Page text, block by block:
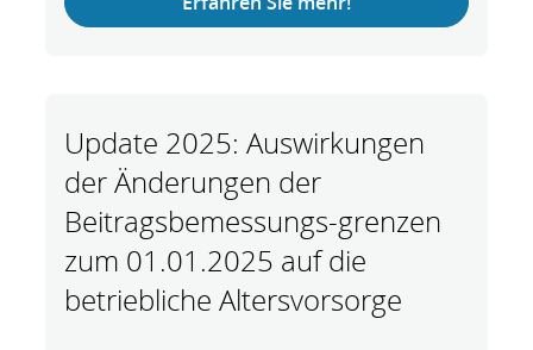
Update 2025: Auswirkungen
der Änderungen der
Beitragsbemessungs-grenzen
zum 01.01.2025 auf die
betriebliche Altersvorsorge